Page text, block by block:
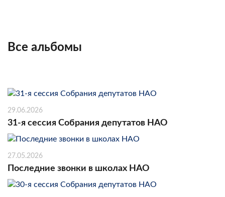
Все альбомы
29.06.2026
31-я сессия Собрания депутатов НАО
27.05.2026
Последние звонки в школах НАО